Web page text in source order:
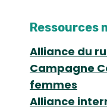
Ressources
Alliance du
Campagne
femmes
Alliance